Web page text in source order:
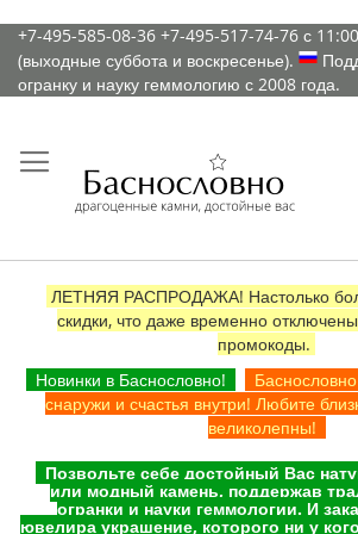
К
содержимому
+7-495-585-08-36 +7-495-517-74-76 с
(выходные суббота и воскресенье).
огранку и науку геммологию с 2008 года.
ЛЕТНЯЯ РАСПРОДАЖА! Настолько
скидки, что даже временно
промокоды.
Новинки в Баснословно!
снаружи и счастья внутри! Любите
великолепны!
Позвольте себе достойный Вас
или модный камень, поддержав
огранки и науки геммологии. И
ювелира украшение, которого ни у